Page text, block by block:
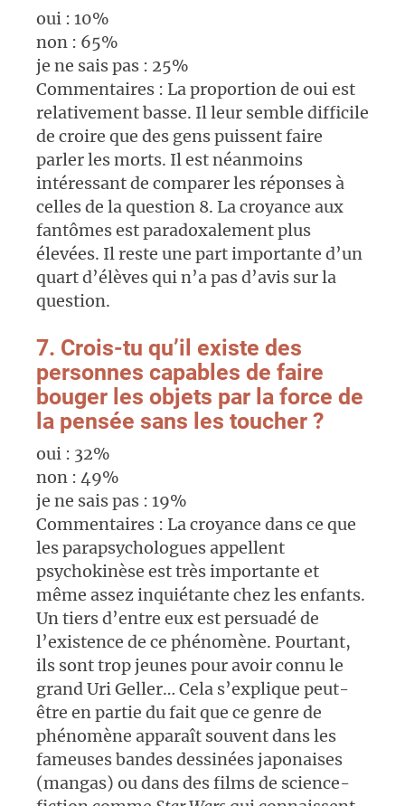
oui : 10%
non : 65%
je ne sais pas : 25%
Commentaires : La proportion de oui est
relativement basse. Il leur semble difficile
de croire que des gens puissent faire
parler les morts. Il est néanmoins
intéressant de comparer les réponses à
celles de la question 8. La croyance aux
fantômes est paradoxalement plus
élevées. Il reste une part importante d’un
quart d’élèves qui n’a pas d’avis sur la
question.
7. Crois-tu qu’il existe des
personnes capables de faire
bouger les objets par la force de
la pensée sans les toucher ?
oui : 32%
non : 49%
je ne sais pas : 19%
Commentaires : La croyance dans ce que
les parapsychologues appellent
psychokinèse est très importante et
même assez inquiétante chez les enfants.
Un tiers d’entre eux est persuadé de
l’existence de ce phénomène. Pourtant,
ils sont trop jeunes pour avoir connu le
grand Uri Geller… Cela s’explique peut-
être en partie du fait que ce genre de
phénomène apparaît souvent dans les
fameuses bandes dessinées japonaises
(mangas) ou dans des films de science-